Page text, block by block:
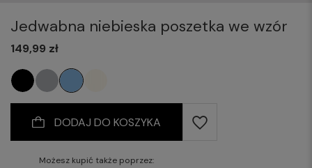
Jedwabna niebieska poszetka we wzór
149,99 zł
DODAJ DO KOSZYKA
Możesz kupić także poprzez: